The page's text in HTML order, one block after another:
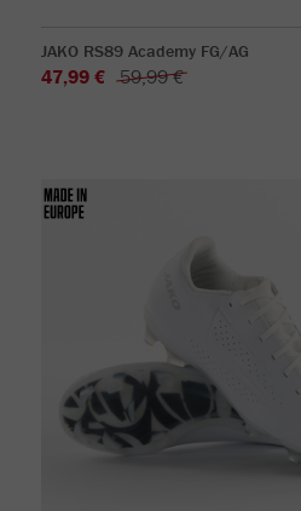
JAKO RS89 Academy FG/AG
47,99 € 59,99 €